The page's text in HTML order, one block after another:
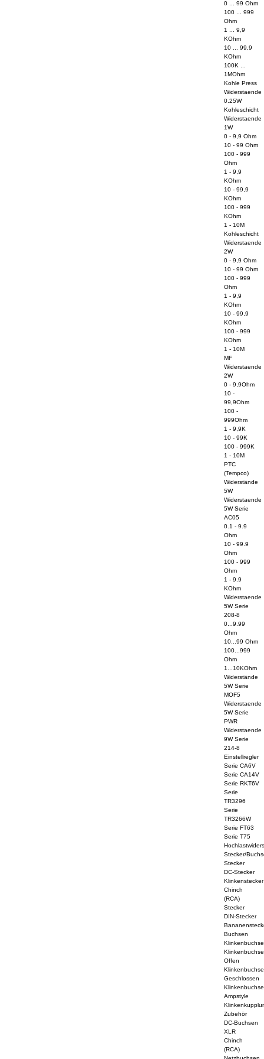
0 ... 99 Ohm
100 ... 999
Ohm
1 ... 9,9
KOhm
10 ... 99,9
KOhm
100K ...
1MOhm
Kohle Press
Widerstaende
0.25W
Kohleschicht
Widerstaende
1W
0 - 9,9 Ohm
10 - 99 Ohm
100 - 999
Ohm
1 - 9,9
KOhm
10 - 99,9
KOhm
100 - 999
KOhm
1 - 10M
Kohleschicht
Widerstaende
2W
0 - 9,9 Ohm
10 - 99 Ohm
100 - 999
Ohm
1 - 9,9
KOhm
10 - 99,9
KOhm
100 - 999
KOhm
1 - 10M
MF
Widerstaende
2W
0 - 9,9Ohm
10 -
99,9Ohm
100 -
999Ohm
1 - 9,9K
10 - 99K
100 - 999K
1 - 10M
PTC
(Tempco)
Widerstände
5W
Widerstaende
5W Serie
AC05
0.1 - 9.9
Ohm
10 - 99.9
Ohm
100 - 999
Ohm
1 - 9.9
KOhm
Widerstaende
5W Serie
208-8
0...9.99
Ohm
10...99 Ohm
100...999
Ohm
1...10KOhm
Widerstände
5W Serie
MOF5
Widerstaende
5W Serie
PWR
Widerstaende
9W Serie
214-8
Einstellregler
Serie CA6V
Serie CA14V
Serie RKT6V
Serie
TR3296
Serie
TR3266W
Serie FT63
Serie T75
Stecker/
Stecker
DC-Stecker
Klinkenstecker
Chinch
(RCA)
Stecker
DIN-Stecker
Buchsen
Offen
Geschlossen
Ampstyle
Zubehör
DC-Buchsen
XLR
Chinch
(RCA)